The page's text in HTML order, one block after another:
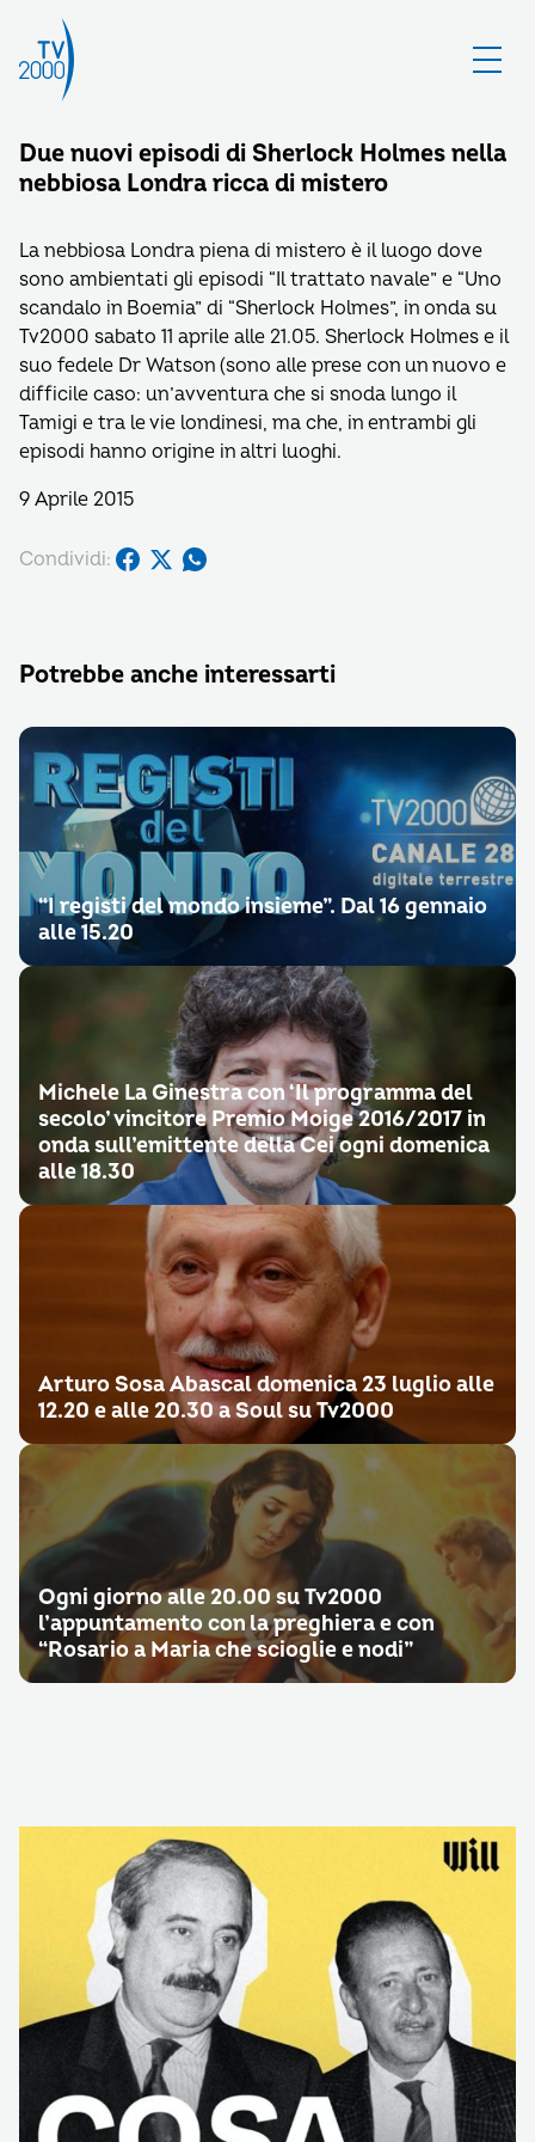
Due nuovi episodi di Sherlock Holmes nella
nebbiosa Londra ricca di mistero
La nebbiosa Londra piena di mistero è il luogo dove
sono ambientati gli episodi “Il trattato navale” e “Uno
scandalo in Boemia” di “Sherlock Holmes”, in onda su
Tv2000 sabato 11 aprile alle 21.05. Sherlock Holmes e il
suo fedele Dr Watson (sono alle prese con un nuovo e
difficile caso: un’avventura che si snoda lungo il
Tamigi e tra le vie londinesi, ma che, in entrambi gli
episodi hanno origine in altri luoghi.
9 Aprile 2015
Condividi:
Potrebbe anche interessarti
“I registi del mondo insieme”. Dal 16 gennaio
alle 15.20
Michele La Ginestra con ‘Il programma del
secolo’ vincitore Premio Moige 2016/2017 in
onda sull’emittente della Cei ogni domenica
alle 18.30
Arturo Sosa Abascal domenica 23 luglio alle
12.20 e alle 20.30 a Soul su Tv2000
Ogni giorno alle 20.00 su Tv2000
l’appuntamento con la preghiera e con
“Rosario a Maria che scioglie e nodi”